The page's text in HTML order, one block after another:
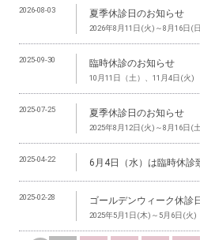
2026-08-03 夏季休診日のお知らせ
2026年8月11日(火)～8月16日(
2025-09-30 臨時休診のお知らせ
10月11日（土）、11月4日(火)
2025-07-25 夏季休診日のお知らせ
2025年8月12日(火)～8月16日(
2025-04-22 6月4日（水）は臨時休診
2025-02-28 ゴールデンウィーク休診
2025年5月1日(木)～5月6日(